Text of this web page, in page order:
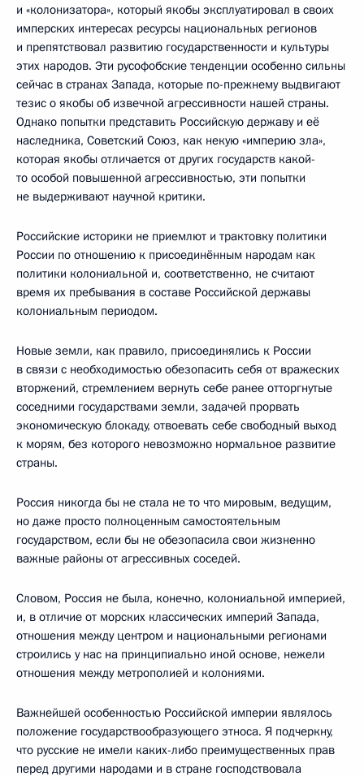
и «колонизатора», который якобы эксплуатировал в своих
имперских интересах ресурсы национальных регионов
и препятствовал развитию государственности и культуры
этих народов. Эти русофобские тенденции особенно сильны
сейчас в странах Запада, которые по-прежнему выдвигают
тезис о якобы об извечной агрессивности нашей страны.
Однако попытки представить Российскую державу и её
наследника, Советский Союз, как некую «империю зла»,
которая якобы отличается от других государств какой-
то особой повышенной агрессивностью, эти попытки
не выдерживают научной критики.
Российские историки не приемлют и трактовку политики
России по отношению к присоединённым народам как
политики колониальной и, соответственно, не считают
время их пребывания в составе Российской державы
колониальным периодом.
Новые земли, как правило, присоединялись к России
в связи с необходимостью обезопасить себя от вражеских
вторжений, стремлением вернуть себе ранее отторгнутые
соседними государствами земли, задачей прорвать
экономическую блокаду, отвоевать себе свободный выход
к морям, без которого невозможно нормальное развитие
страны.
Россия никогда бы не стала не то что мировым, ведущим,
но даже просто полноценным самостоятельным
государством, если бы не обезопасила свои жизненно
важные районы от агрессивных соседей.
Словом, Россия не была, конечно, колониальной империей,
и, в отличие от морских классических империй Запада,
отношения между центром и национальными регионами
строились у нас на принципиально иной основе, нежели
отношения между метрополией и колониями.
Важнейшей особенностью Российской империи являлось
положение государствообразующего этноса. Я подчеркну,
что русские не имели каких-либо преимущественных прав
перед другими народами и в стране господствовала